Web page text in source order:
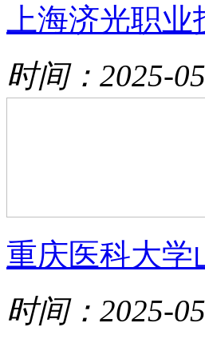
上海济光职
时间：2025-
重庆医科大学
时间：2025-